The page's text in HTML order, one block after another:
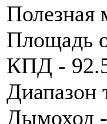
Полезная
Площадь
КПД -
Диапазон
Дымоход